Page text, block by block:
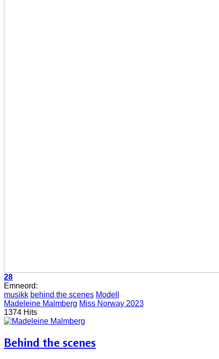
28
Emneord:
musikk behind the scenes Modell
Madeleine Malmberg Miss Norway 2023
1374 Hits
Behind the scenes